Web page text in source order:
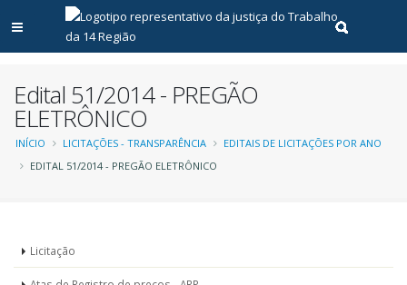
Abrir menu principal
Realizar
Edital 51/2014 - PREGÃO
ELETRÔNICO
Trilha
INÍCIO LICITAÇÕES - TRANSPARÊNCIA
EDITAIS DE LICITAÇÕES POR ANO
EDITAL 51/2014 - PREGÃO ELETRÔNICO
Menu
Licitação